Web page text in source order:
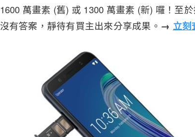
1600 萬畫素 (舊) 或 1300 萬畫素 (新) 囉！至
沒有答案，靜待有買主出來分享成果。 → 立刻